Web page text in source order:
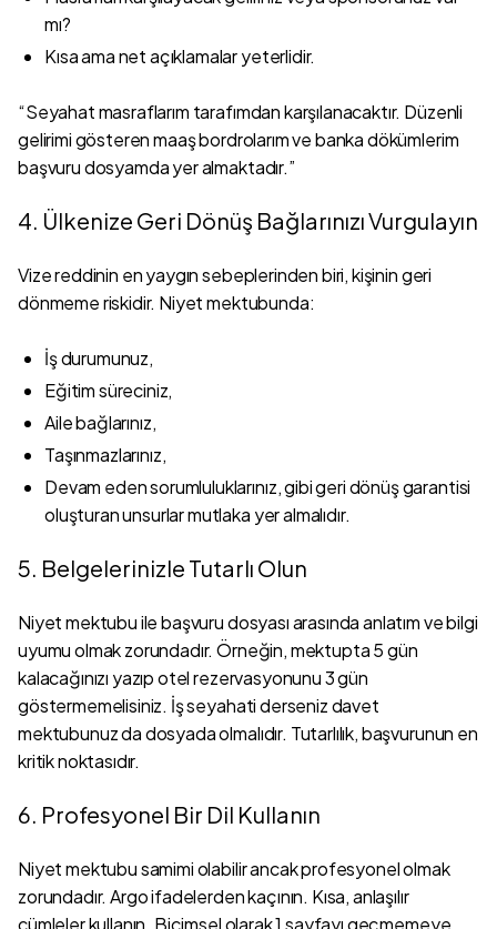
mı?
Kısa ama net açıklamalar yeterlidir.
“Seyahat masraflarım tarafımdan karşılanacaktır. Düzenli
gelirimi gösteren maaş bordrolarım ve banka dökümlerim
başvuru dosyamda yer almaktadır.”
4. Ülkenize Geri Dönüş Bağlarınızı Vurgulayın
Vize reddinin en yaygın sebeplerinden biri, kişinin geri
dönmeme riskidir. Niyet mektubunda:
İş durumunuz,
Eğitim süreciniz,
Aile bağlarınız,
Taşınmazlarınız,
Devam eden sorumluluklarınız, gibi geri dönüş garantisi
oluşturan unsurlar mutlaka yer almalıdır.
5. Belgelerinizle Tutarlı Olun
Niyet mektubu ile başvuru dosyası arasında anlatım ve bilgi
uyumu olmak zorundadır. Örneğin, mektupta 5 gün
kalacağınızı yazıp otel rezervasyonunu 3 gün
göstermemelisiniz. İş seyahati derseniz davet
mektubunuz da dosyada olmalıdır. Tutarlılık, başvurunun en
kritik noktasıdır.
6. Profesyonel Bir Dil Kullanın
Niyet mektubu samimi olabilir ancak profesyonel olmak
zorundadır. Argo ifadelerden kaçının. Kısa, anlaşılır
cümleler kullanın. Biçimsel olarak 1 sayfayı geçmemeye